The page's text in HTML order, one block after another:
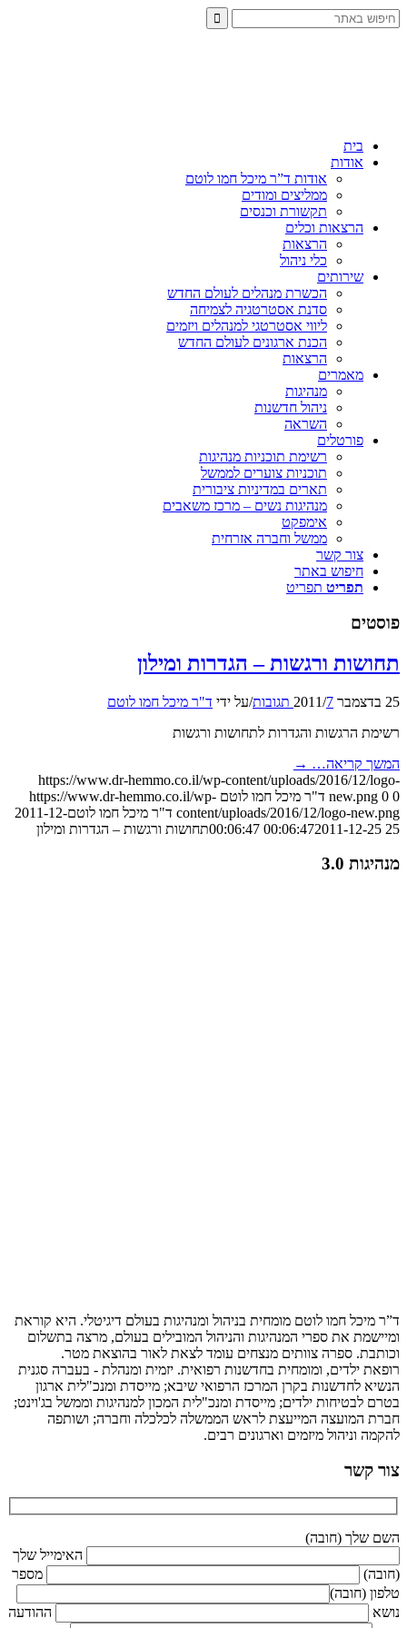
בית
אודות
אודות ד”ר מיכל חמו לוטם
ממליצים ומודים
תקשורת וכנסים
הרצאות וכלים
הרצאות
כלי ניהול
שירותים
הכשרת מנהלים לעולם החדש
סדנת אסטרטגיה לצמיחה
ליווי אסטרטגי למנהלים ויזמים
הכנת ארגונים לעולם החדש
הרצאות
מאמרים
מנהיגות
ניהול חדשנות
השראה
פורטלים
רשימת תוכניות מנהיגות
תוכניות צוערים לממשל
תארים במדיניות ציבורית
מנהיגות נשים – מרכז משאבים
אימפקט
ממשל וחברה אזרחית
צור קשר
חיפוש באתר
תפריט תפריט
פוסטים
תחושות ורגשות – הגדרות ומילון
25 בדצמבר 2011 /7 תגובות /על ידי ד"ר מיכל חמו לוטם
רשימת הרגשות והגדרות לתחושות ורגשות
המשך קריאה… →
https://www.dr-hemmo.co.il/wp-content/uploads/2016/12/logo-
new.png 0 0 ד"ר מיכל חמו לוטם https://www.dr-hemmo.co.il/wp-
content/uploads/2016/12/logo-new.png ד"ר מיכל חמו לוטם2011-12-
25 00:06:47
2011-12-25 00:06:47 תחושות ורגשות – הגדרות ומילון
מנהיגות 3.0
ד”ר מיכל חמו לוטם מומחית בניהול ומנהיגות בעולם דיגיטלי. היא קוראת
ומיישמת את ספרי המנהיגות והניהול המובילים בעולם, מרצה בתשלום
וכותבת. ספרה צוותים מנצחים עומד לצאת לאור בהוצאת מטר.
רופאת ילדים, ומומחית בחדשנות רפואית. יזמית ומנהלת - בעברה סגנית
הנשיא לחדשנות בקרן המרכז הרפואי שיבא; מייסדת ומנכ"לית ארגון
בטרם לבטיחות ילדים; מייסדת ומנכ"לית המכון למנהיגות וממשל בג'וינט;
חברת המועצה המייעצת לראש הממשלה לכלכלה וחברה; ושותפה
להקמה וניהול מיזמים וארגונים רבים.
צור קשר
השם שלך (חובה)
האימייל שלך
(חובה)
מספר
טלפון (חובה)
נושא
ההודעה